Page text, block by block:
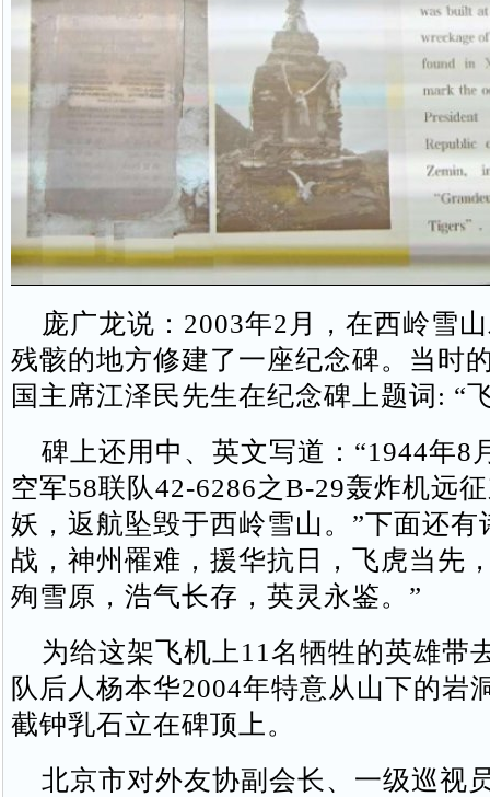
庞广龙说：2003年2月，在西岭雪
残骸的地方修建了一座纪念碑。当时
国主席江泽民先生在纪念碑上题词: “
碑上还用中、英文写道：“1944年8
空军58联队42-6286之B-29轰炸机远
妖，返航坠毁于西岭雪山。”下面还有
战，神州罹难，援华抗日，飞虎当先
殉雪原，浩气长存，英灵永鉴。”
为给这架飞机上11名牺牲的英雄带
队后人杨本华2004年特意从山下的岩
截钟乳石立在碑顶上。
北京市对外友协副会长、一级巡视